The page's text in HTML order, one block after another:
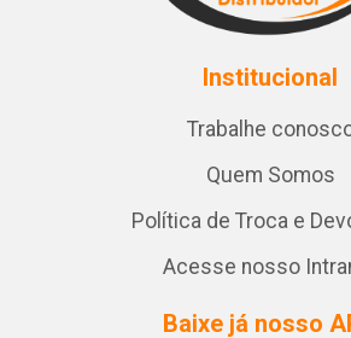
Institucional
Trabalhe
Quem Somos
Política de Troca e
Acesse nosso
Baixe já nosso